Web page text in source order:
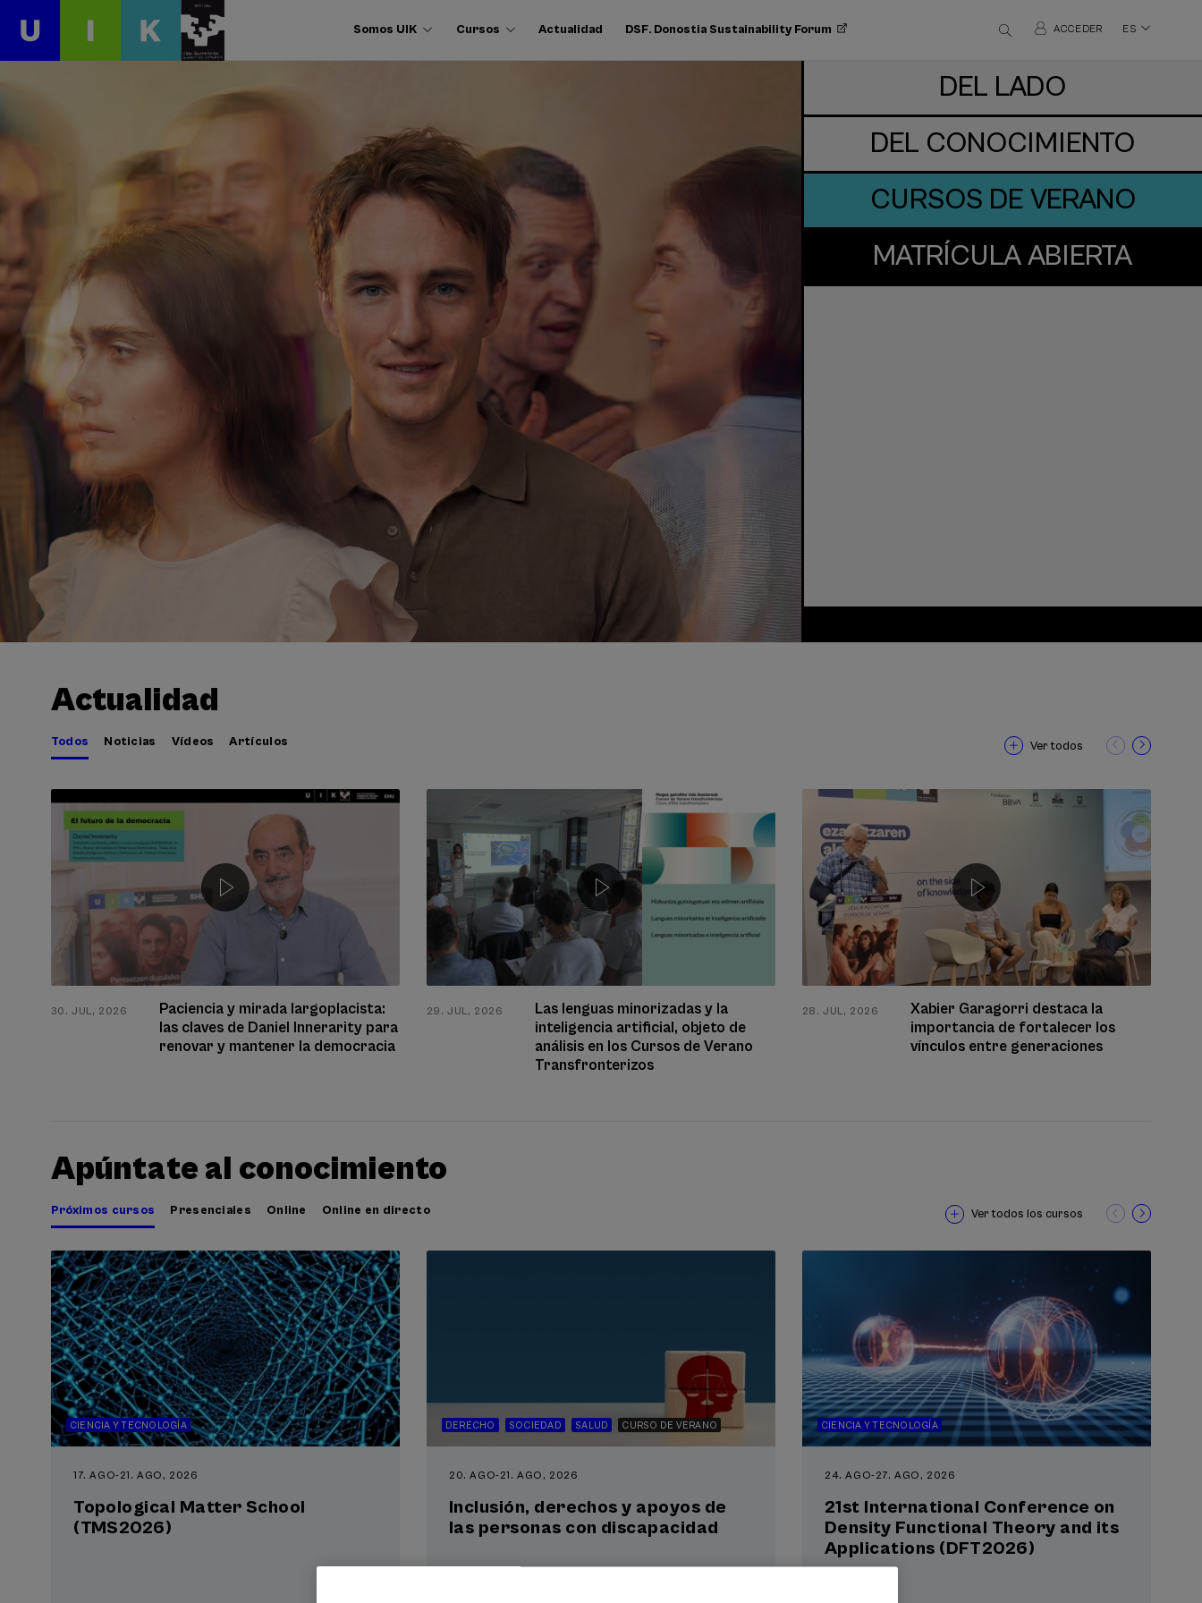
Somos UIK Cursos Actualidad DSF. Donostia Sustainability Forum ACCEDER ES
DEL LADO
DEL CONOCIMIENTO
CURSOS DE VERANO
MATRÍCULA ABIERTA
Actualidad
Todos Noticias Vídeos Artículos Ver todos
30. JUL, 2026
Paciencia y mirada largoplacista:
las claves de Daniel Innerarity para
renovar y mantener la democracia
29. JUL, 2026
Las lenguas minorizadas y la
inteligencia artificial, objeto de
análisis en los Cursos de Verano
Transfronterizos
28. JUL, 2026
Xabier Garagorri destaca la
importancia de fortalecer los
vínculos entre generaciones
Apúntate al conocimiento
Próximos cursos Presenciales Online Online en directo Ver todos los cursos
CIENCIA Y TECNOLOGÍA
17. AGO-21. AGO, 2026
Topological Matter School
(TMS2026)
DERECHO SOCIEDAD SALUD CURSO DE VERANO
20. AGO-21. AGO, 2026
Inclusión, derechos y apoyos de
las personas con discapacidad
CIENCIA Y TECNOLOGÍA
24. AGO-27. AGO, 2026
21st International Conference on
Density Functional Theory and its
Applications (DFT2026)